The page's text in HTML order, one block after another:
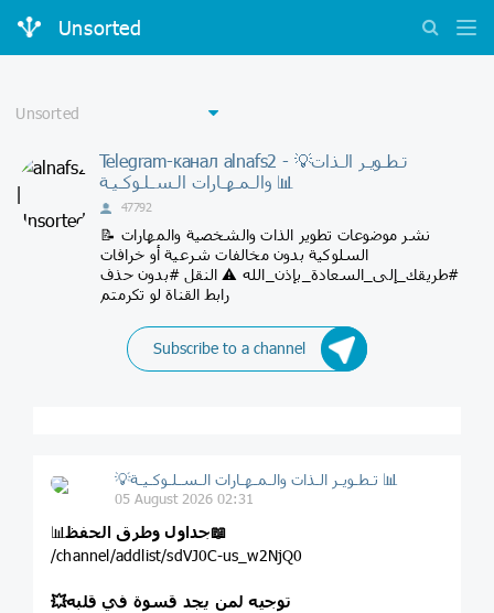
Unsorted
Telegram-канал alnafs2 - 💡تـطـويـر الـذات
والـمـهـارات الـسـلـوكـيـة 📊
47792
📝 نشر موضوعات تطوير الذات والشخصية والمهارات
السلوكية بدون مخالفات شرعية أو خرافات
#طريقك_إلى_السعادة_بإذن_الله ⚠️ النقل #بدون حذف
رابط القناة لو تكرمتم
Subscribe to a channel
💡تـطـويـر الـذات والـمـهـارات الـسـلـوكـيـة 📊
05 August 2026 02:31
📊
جداول وطرق الحفظ📖
/channel/addlist/sdVJ0C-us_w2NjQ0
💥توجيه لمن يجد قسوة في قلبه